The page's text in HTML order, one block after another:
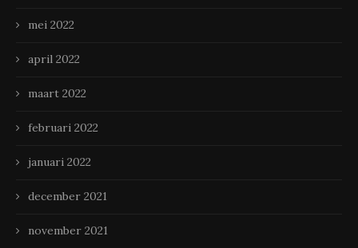
mei 2022
april 2022
maart 2022
februari 2022
januari 2022
december 2021
november 2021